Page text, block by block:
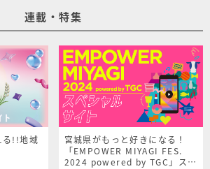
連載・特集
る!!地域
宮城県がもっと好きになる！
「EMPOWER MIYAGI FES.
2024 powered by TGC」スペ